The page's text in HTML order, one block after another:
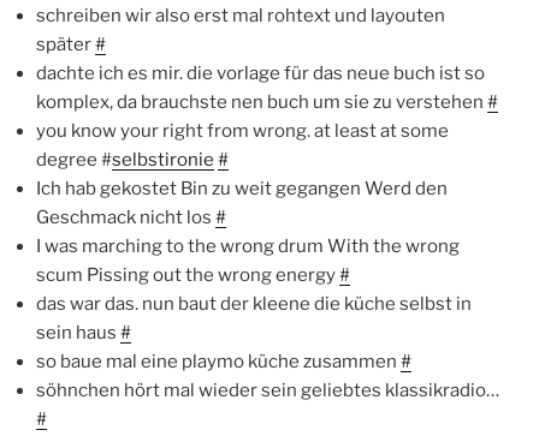
schreiben wir also erst mal rohtext und layouten
später#
dachte ich es mir. die vorlage für das neue buch ist so
komplex, da brauchste nen buch um sie zu verstehen #
you know your right from wrong. at least at some
degree #selbstironie #
Ich hab gekostet Bin zu weit gegangen Werd den
Geschmack nicht los #
I was marching to the wrong drum With the wrong
scum Pissing out the wrong energy#
das war das. nun baut der kleene die küche selbst in
sein haus #
so baue mal eine playmo küche zusammen #
söhnchen hört mal wieder sein geliebtes klassikradio…
#